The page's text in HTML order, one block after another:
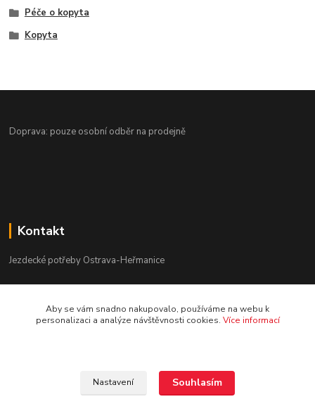
Péče o kopyta
Kopyta
Doprava: pouze osobní odběr na prodejně
Kontakt
Jezdecké potřeby Ostrava-Heřmanice
Po-Pá 9:30 - 17:30
Aby se vám snadno nakupovalo, používáme na webu k
personalizaci a analýze návštěvnosti cookies. Více informací
Nastavení Souhlasím